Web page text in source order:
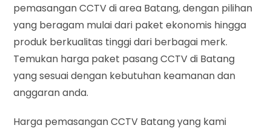
pemasangan CCTV di area Batang, dengan pilihan
yang beragam mulai dari paket ekonomis hingga
produk berkualitas tinggi dari berbagai merk.
Temukan harga paket pasang CCTV di Batang
yang sesuai dengan kebutuhan keamanan dan
anggaran anda.
Harga pemasangan CCTV Batang yang kami